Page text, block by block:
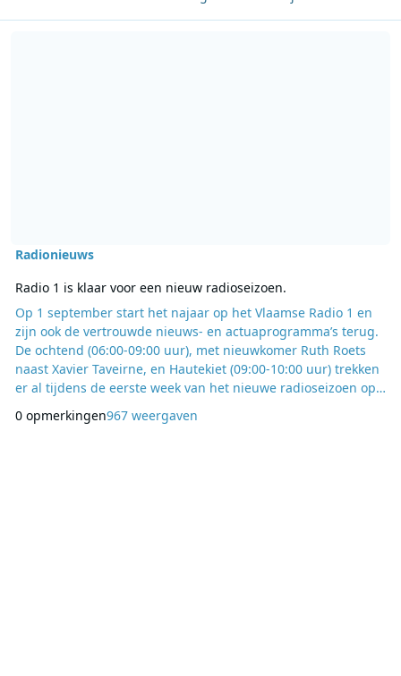
Radionieuws
Radio 1 is klaar voor een nieuw radioseizoen.
Op 1 september start het najaar op het Vlaamse Radio 1 en
zijn ook de vertrouwde nieuws- en actuaprogramma’s terug.
De ochtend (06:00-09:00 uur), met nieuwkomer Ruth Roets
naast Xavier Taveirne, en Hautekiet (09:00-10:00 uur) trekken
er al tijdens de eerste week van het nieuwe radioseizoen op
uit en maken van 1 tot en met 5 september vanuit vijf
verschillende scholen een themaweek rond onderwijs in
0 opmerkingen967 weergaven